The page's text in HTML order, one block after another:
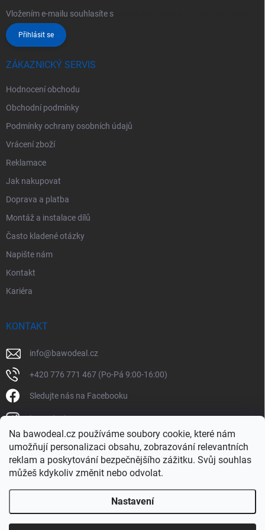
Na bawodeal.cz používáme soubory cookie, které nám
umožňují personalizaci obsahu, zobrazování relevantních
reklam a poskytování bezpečnějšího zážitku. Svůj souhlas
můžeš kdykoliv změnit nebo odvolat.
Nastavení
Vložením e-mailu souhlasíte s
Přihlásit se
ZÁKAZNICKÝ SERVIS
Hodnocení obchodu
Obchodní podmínky
Podmínky ochrany osobních údajů
Vrácení zboží
Reklamace
Jak nakupovat
Doprava a platba
Montáž a instalace dílů
Často kladené otázky
Napište nám
Kontakt
Kariéra
KONTAKT
info@bawodeal.cz
+420 776 771 467 (Po-Pá 9:00-16:00)
Sledujte nás na Facebooku
bawodealcz
@bawodealcz